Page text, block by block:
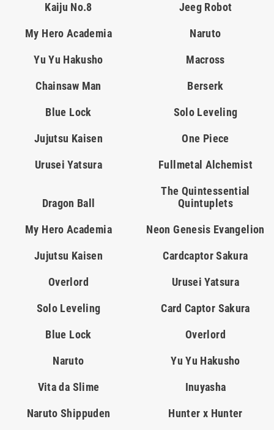
Kaiju No.8 Jeeg Robot
My Hero Academia Naruto
Yu Yu Hakusho Macross
Chainsaw Man Berserk
Blue Lock Solo Leveling
Jujutsu Kaisen One Piece
Urusei Yatsura Fullmetal Alchemist
Dragon Ball
The Quintessential
Quintuplets
My Hero Academia Neon Genesis Evangelion
Jujutsu Kaisen Cardcaptor Sakura
Overlord Urusei Yatsura
Solo Leveling Card Captor Sakura
Blue Lock Overlord
Naruto Yu Yu Hakusho
Vita da Slime Inuyasha
Naruto Shippuden Hunter x Hunter